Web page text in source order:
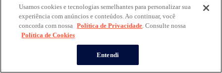
Usamos cookies e tecnologias semelhantes para personalizar sua
experiência com anúncios e conteúdos. Ao continuar, você
concorda com nossa Política de Privacidade. Consulte nossa
Política de Cookies
Entendi